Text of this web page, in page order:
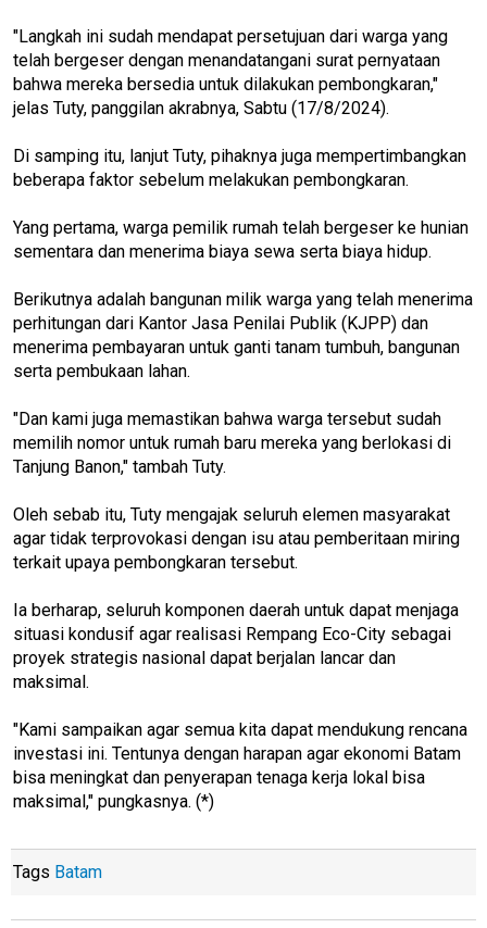
"Langkah ini sudah mendapat persetujuan dari warga yang
telah bergeser dengan menandatangani surat pernyataan
bahwa mereka bersedia untuk dilakukan pembongkaran,"
jelas Tuty, panggilan akrabnya, Sabtu (17/8/2024).
Di samping itu, lanjut Tuty, pihaknya juga mempertimbangkan
beberapa faktor sebelum melakukan pembongkaran.
Yang pertama, warga pemilik rumah telah bergeser ke hunian
sementara dan menerima biaya sewa serta biaya hidup.
Berikutnya adalah bangunan milik warga yang telah menerima
perhitungan dari Kantor Jasa Penilai Publik (KJPP) dan
menerima pembayaran untuk ganti tanam tumbuh, bangunan
serta pembukaan lahan.
"Dan kami juga memastikan bahwa warga tersebut sudah
memilih nomor untuk rumah baru mereka yang berlokasi di
Tanjung Banon," tambah Tuty.
Oleh sebab itu, Tuty mengajak seluruh elemen masyarakat
agar tidak terprovokasi dengan isu atau pemberitaan miring
terkait upaya pembongkaran tersebut.
Ia berharap, seluruh komponen daerah untuk dapat menjaga
situasi kondusif agar realisasi Rempang Eco-City sebagai
proyek strategis nasional dapat berjalan lancar dan
maksimal.
"Kami sampaikan agar semua kita dapat mendukung rencana
investasi ini. Tentunya dengan harapan agar ekonomi Batam
bisa meningkat dan penyerapan tenaga kerja lokal bisa
maksimal," pungkasnya. (*)
Tags Batam